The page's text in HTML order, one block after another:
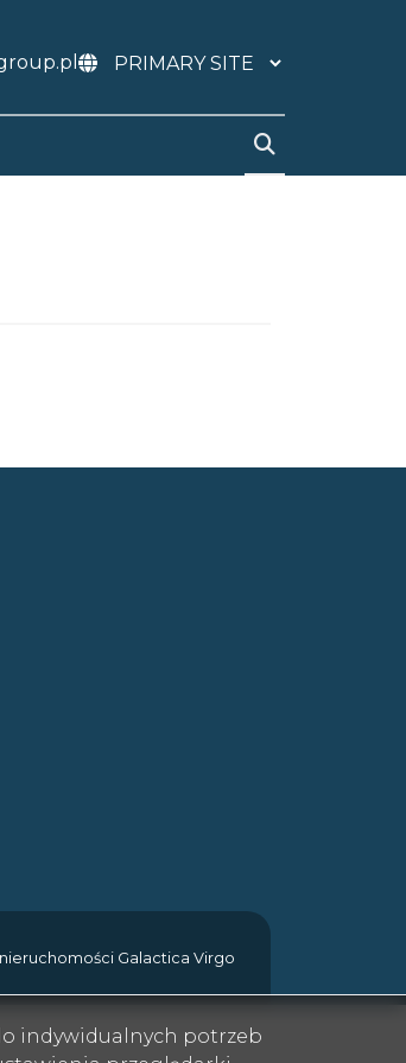
Galactica Virgo
indywidualnych potrzeb